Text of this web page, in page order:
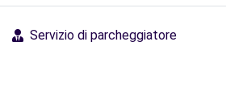
Servizio di parcheggiatore